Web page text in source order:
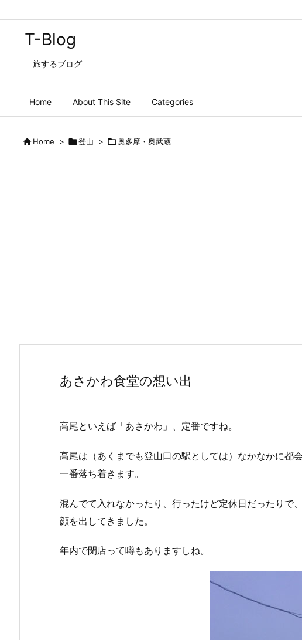
T-Blog
旅するブログ
Home About This Site Categories
Home > 登山 > 奥多摩・奥武蔵
あさかわ食堂の想い出
高尾といえば「あさかわ」、定番ですね。
高尾は（あくまでも登山口の駅としては）なかなかに都
一番落ち着きます。
混んでて入れなかったり、行ったけど定休日だったりで
顔を出してきました。
年内で閉店って噂もありますしね。